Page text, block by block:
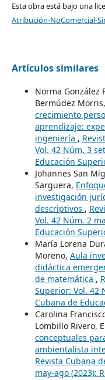
Esta obra está bajo una
Atribución-NoComercial-
Artículos similares
Norma González
Bermúdez
crecimiento
aprendizaje:
ingeniería ,
Vol. 42 Núm. 3
Educación
Johannes San
Sarguera,
investigación
descriptivos ,
Vol. 42 Núm. 2
Educación
María Lorena
Moreno, Aula
didáctica
de matemática ,
Superior: Vol. 42
Cubana de
Carolina
Lombillo Rivero,
conceptuales
ambientalista
Revista Cubana
may-ago (2023):